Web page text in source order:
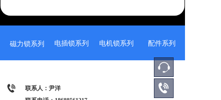
磁力锁系列 电插锁系列 电机锁系列 配件系列
联系人：尹洋